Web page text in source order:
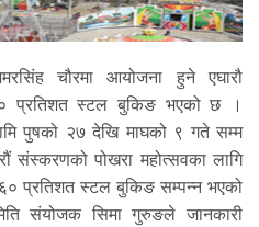
चौरमा आयोजना हुने एघारौ
प्रतिशत स्टल बुकिङ भएको छ ।
पुषको २७ देखि माघको ९ गते सम्म
संस्करणको पोखरा महोत्सवका लागि
६० प्रतिशत स्टल बुकिङ सम्पन्न भएको
संयोजक सिमा गुरुङले जानकारी